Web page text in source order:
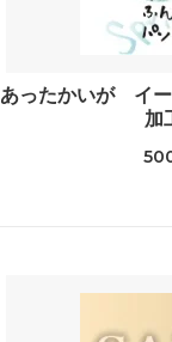
あったかいが イ
加